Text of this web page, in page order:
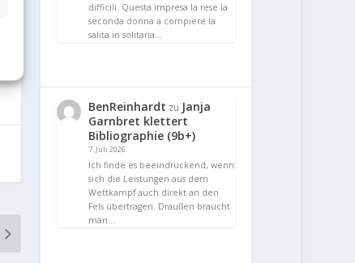
difficili. Questa impresa la rese la
seconda donna a compiere la
salita in solitaria…
BenReinhardt zu Janja
Garnbret klettert
Bibliographie (9b+)
7. Juli 2026
Ich finde es beeindruckend, wenn
sich die Leistungen aus dem
Wettkampf auch direkt an den
Fels übertragen. Draußen braucht
man…